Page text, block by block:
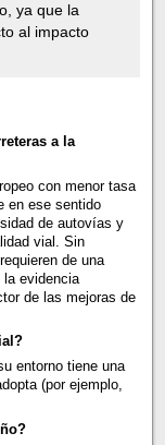
ya que la
al impacto
a la
con menor tasa
en ese sentido
de autovías y
vial. Sin
de una
evidencia
de las mejoras de
entorno tiene una
(por ejemplo,